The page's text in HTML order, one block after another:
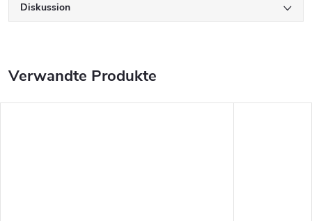
Diskussion
Verwandte Produkte